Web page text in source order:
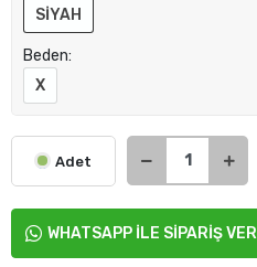
SİYAH
Beden:
X
Adet
WHATSAPP İLE SİPARİŞ VER